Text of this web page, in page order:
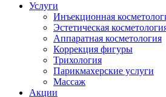
Услуги
Инъекционная
Эстетическая
Аппаратная косметология
Коррекция фигуры
Трихология
Парикмахерские услуги
Массаж
Акции